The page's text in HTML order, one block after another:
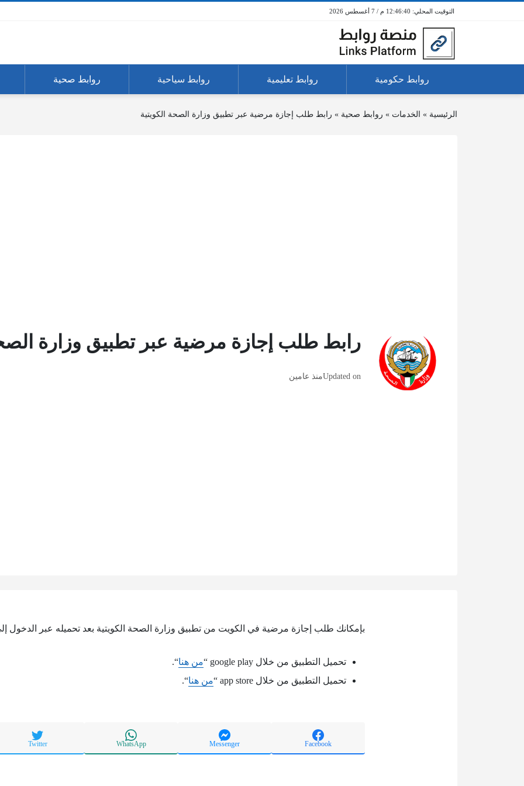
12:46:40 م / 7 أغسطس 2026
روابط حكومية روابط تعليمية روابط سياحية روابط صحية
الرئيسية » الخدمات » روابط صحية » رابط طلب إجازة مرضية عبر تطبيق وزارة الصحة الكويتية
رابط طلب إجازة مرضية عبر تطبيق وزارة
Updated onمنذ عامين
بإمكانك طلب إجازة مرضية في الكويت من تطبيق وزارة الصحة الكويتية بعد تحميله عبر الدخول إلى
تحميل التطبيق من خلال google play “ من هنا“.
تحميل التطبيق من خلال app store “
من هنا“.
Facebook
Messenger
WhatsApp
Twitter